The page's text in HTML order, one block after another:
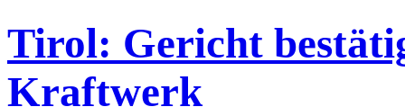
Tirol: Gericht
Kraftwerk